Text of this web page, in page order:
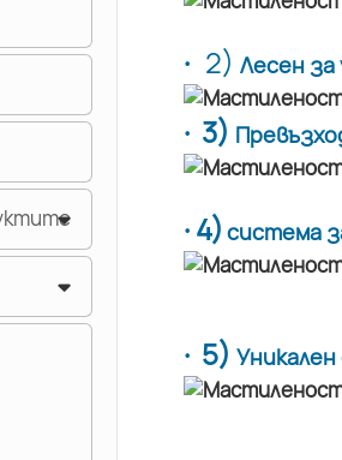
· 2)Лесен
· 3)
· 4) система
· 5)